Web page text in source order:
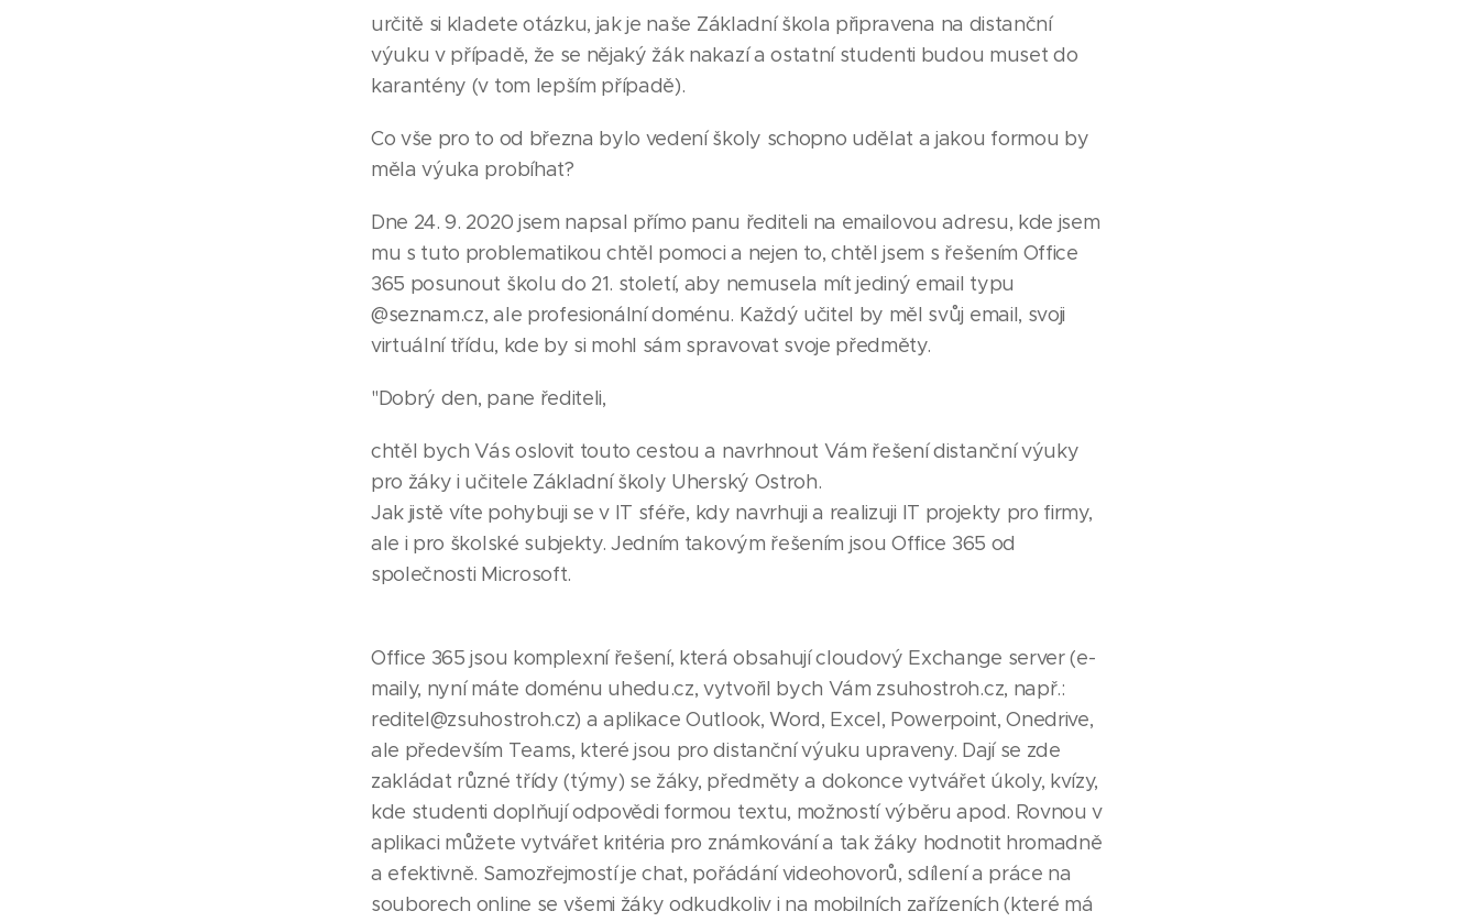
určitě si kladete otázku, jak je naše Základní škola připravena na distanční
výuku v případě, že se nějaký žák nakazí a ostatní studenti budou muset do
karantény (v tom lepším případě).
Co vše pro to od března bylo vedení školy schopno udělat a jakou formou by
měla výuka probíhat?
Dne 24. 9. 2020 jsem napsal přímo panu řediteli na emailovou adresu, kde jsem
mu s tuto problematikou chtěl pomoci a nejen to, chtěl jsem s řešením Office
365 posunout školu do 21. století, aby nemusela mít jediný email typu
@seznam.cz, ale profesionální doménu. Každý učitel by měl svůj email, svoji
virtuální třídu, kde by si mohl sám spravovat svoje předměty.
"Dobrý den, pane řediteli,
chtěl bych Vás oslovit touto cestou a navrhnout Vám řešení distanční výuky
pro žáky i učitele Základní školy Uherský Ostroh.
Jak jistě víte pohybuji se v IT sféře, kdy navrhuji a realizuji IT projekty pro firmy,
ale i pro školské subjekty. Jedním takovým řešením jsou Office 365 od
společnosti Microsoft.
Office 365 jsou komplexní řešení, která obsahují cloudový Exchange server (e-
maily, nyní máte doménu uhedu.cz, vytvořil bych Vám zsuhostroh.cz, např.:
reditel@zsuhostroh.cz) a aplikace Outlook, Word, Excel, Powerpoint, Onedrive,
ale především Teams, které jsou pro distanční výuku upraveny. Dají se zde
zakládat různé třídy (týmy) se žáky, předměty a dokonce vytvářet úkoly, kvízy,
kde studenti doplňují odpovědi formou textu, možností výběru apod. Rovnou v
aplikaci můžete vytvářet kritéria pro známkování a tak žáky hodnotit hromadně
a efektivně. Samozřejmostí je chat, pořádání videohovorů, sdílení a práce na
souborech online se všemi žáky odkudkoliv i na mobilních zařízeních (které má